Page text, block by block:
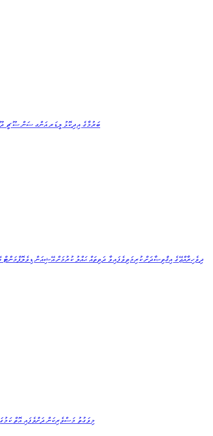
ބަރުމާގެ އިދިކޮޅު ލީޑަރ އަންގ ސަން ސޫ ޗީ
މިވަގުތު މަސްވެރިކަން ދަށްވެފައި އޮތް